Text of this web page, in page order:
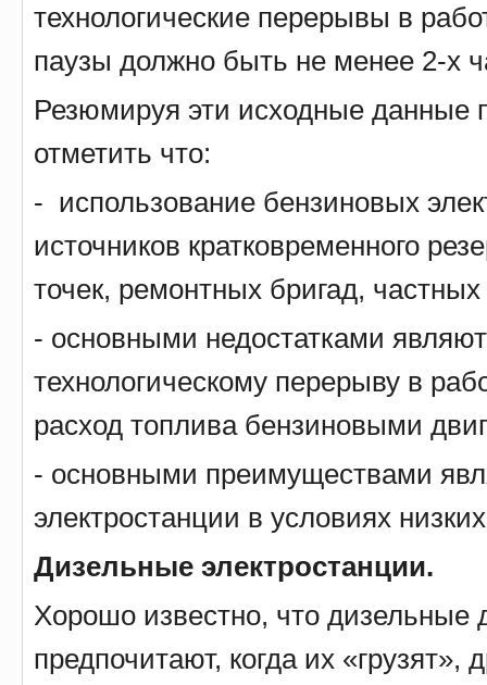
технологические перерывы в
паузы должно быть не менее 2-х
Резюмируя эти исходные данные
отметить что:
- использование бензиновых
источников кратковременного
точек, ремонтных бригад,
- основными недостатками
технологическому перерыву в
расход топлива бензиновыми
- основными преимуществами
электростанции в условиях
Дизельные электростанции.
Хорошо известно, что дизельные
предпочитают, когда их